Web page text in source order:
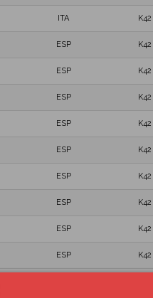
ITA K42
ESP K42
ESP K42
ESP K42
ESP K42
ESP K42
ESP K42
ESP K42
ESP K42
ESP K42